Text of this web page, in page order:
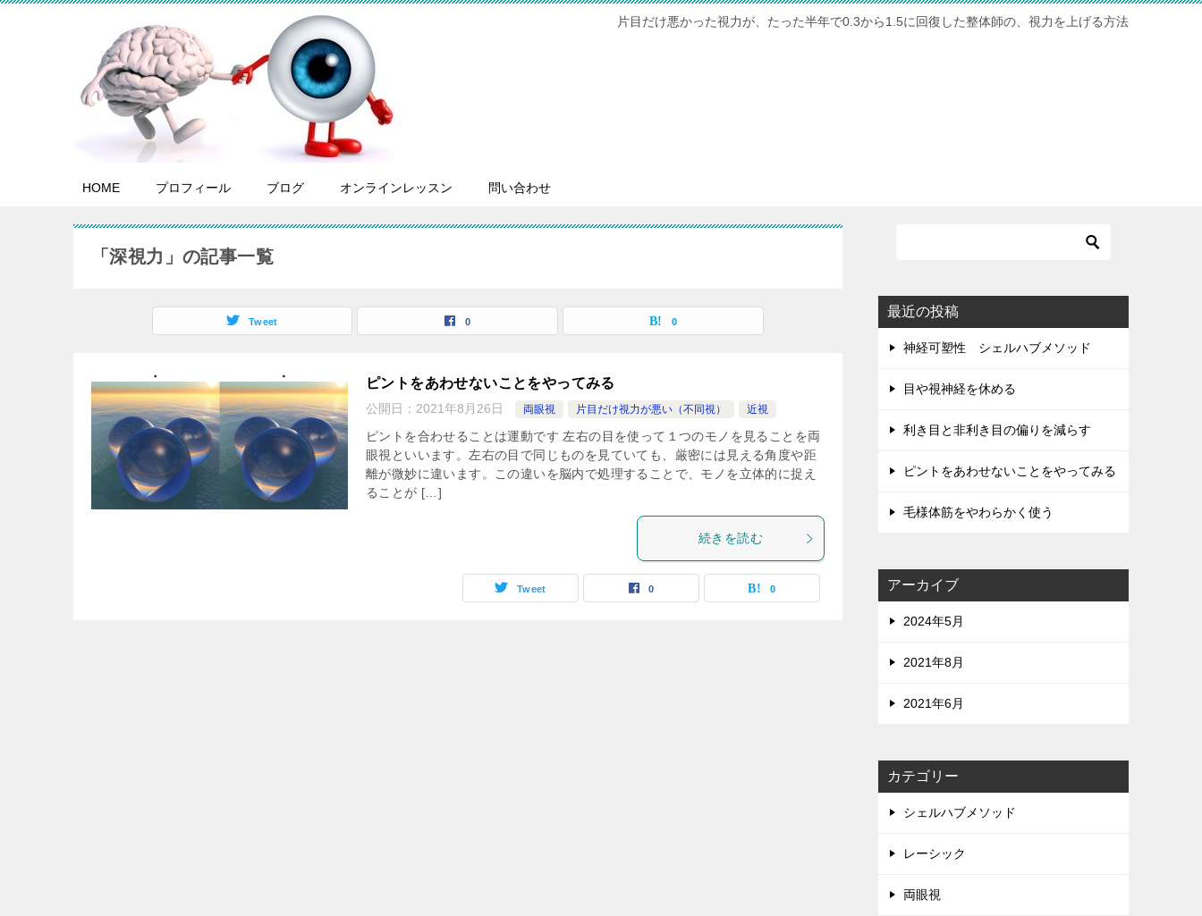
片目だけ悪かった視力が、たった半年で0.3から1.5に回復した整体師の、視力を上げる方法
HOME プロフィール ブログ オンラインレッスン 問い合わせ
「深視力」の記事一覧
Tweet 0 0
ピントをあわせないことをやってみる
公開日： 2021年8月26日 両眼視 片目だけ視力が悪い（不同視） 近視
ピントを合わせることは運動です 左右の目を使って１つのモノを見ることを両
眼視といいます。左右の目で同じものを見ていても、厳密には見える角度や距
離が微妙に違います。この違いを脳内で処理することで、モノを立体的に捉え
ることが […]
続きを読む
Tweet 0 0
最近の投稿
神経可塑性 シェルハブメソッド
目や視神経を休める
利き目と非利き目の偏りを減らす
ピントをあわせないことをやってみる
毛様体筋をやわらかく使う
アーカイブ
2024年5月
2021年8月
2021年6月
カテゴリー
シェルハブメソッド
レーシック
両眼視